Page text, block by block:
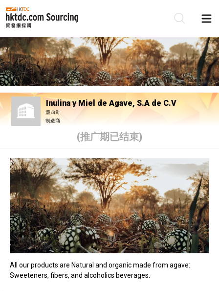
Inulina y Miel de Agave, S.A de C.V
墨西哥
制造商
(推广期已结束)
All our products are Natural and organic made from agave:
Sweeteners, fibers, and alcoholics beverages.